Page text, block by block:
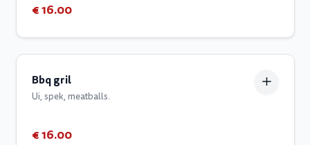
€ 16.00
Bbq gril
Ui, spek, meatballs.
€ 16.00